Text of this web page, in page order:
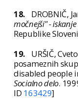
18.
DROBNIČ,
močnejši" -
Republike
19.
URŠIČ,
posameznih
disabled people
Socialno delo.
ID 163429]